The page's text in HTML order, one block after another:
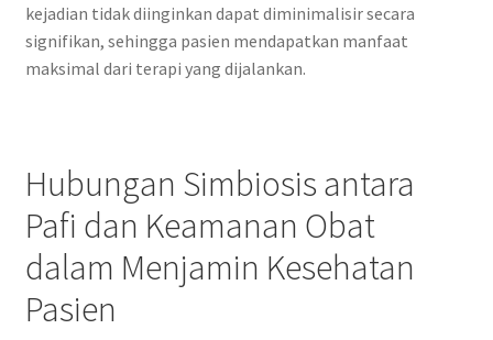
kejadian tidak diinginkan dapat diminimalisir secara
signifikan, sehingga pasien mendapatkan manfaat
maksimal dari terapi yang dijalankan.
Hubungan Simbiosis antara
Pafi dan Keamanan Obat
dalam Menjamin Kesehatan
Pasien